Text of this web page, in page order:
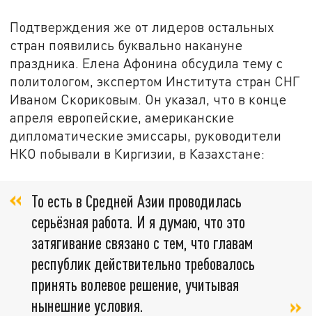
Подтверждения же от лидеров остальных
стран появились буквально накануне
праздника. Елена Афонина обсудила тему с
политологом, экспертом Института стран СНГ
Иваном Скориковым. Он указал, что в конце
апреля европейские, американские
дипломатические эмиссары, руководители
НКО побывали в Киргизии, в Казахстане:
То есть в Средней Азии проводилась
серьёзная работа. И я думаю, что это
затягивание связано с тем, что главам
республик действительно требовалось
принять волевое решение, учитывая
нынешние условия.